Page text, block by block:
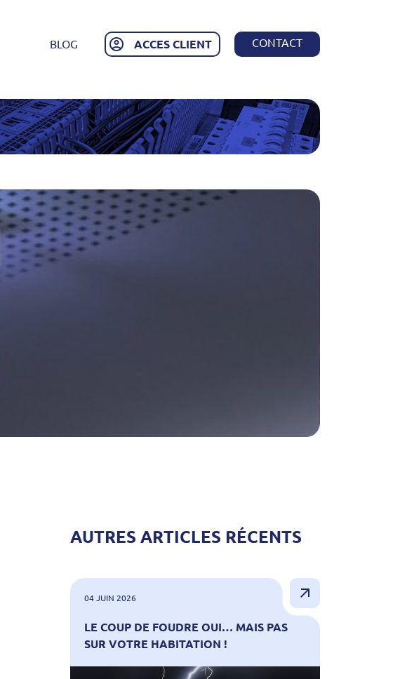
BLOG ACCES CLIENT CONTACT
AUTRES ARTICLES RÉCENTS
04 JUIN 2026
LE COUP DE FOUDRE OUI… MAIS PAS
SUR VOTRE HABITATION !